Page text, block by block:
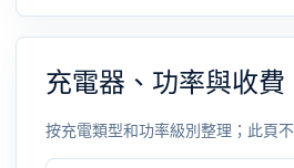
充電器、功率與收費
按充電類型和功率級別整理；此頁